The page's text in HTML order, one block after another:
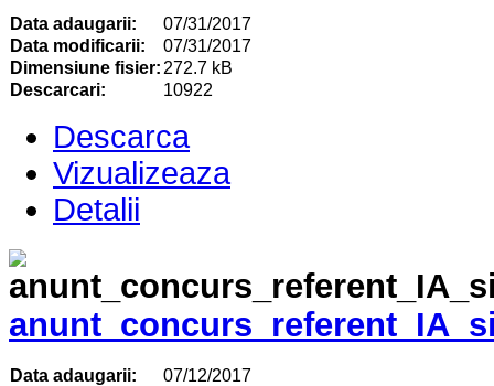
Data adaugarii:
07/31/2017
Data modificarii:
07/31/2017
Dimensiune fisier:272.7 kB
Descarcari:
10922
Descarca
Vizualizeaza
Detalii
Data adaugarii:
07/12/2017